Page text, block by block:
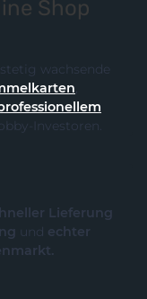
Shop
wachsende
,
Investoren.
Lieferung
und echter